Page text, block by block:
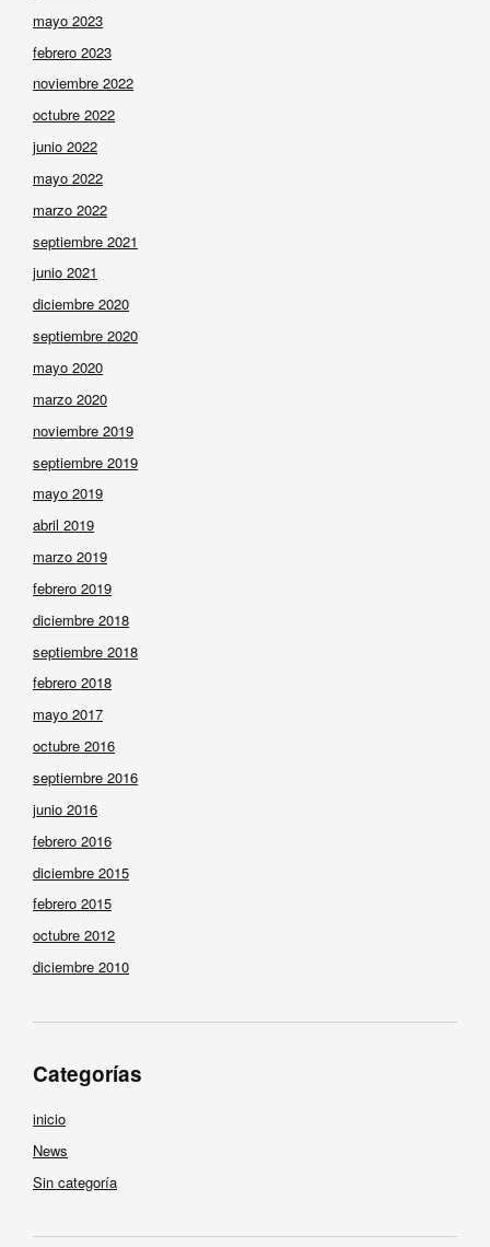
mayo 2023
febrero 2023
noviembre 2022
octubre 2022
junio 2022
mayo 2022
marzo 2022
septiembre 2021
junio 2021
diciembre 2020
septiembre 2020
mayo 2020
marzo 2020
noviembre 2019
septiembre 2019
mayo 2019
abril 2019
marzo 2019
febrero 2019
diciembre 2018
septiembre 2018
febrero 2018
mayo 2017
octubre 2016
septiembre 2016
junio 2016
febrero 2016
diciembre 2015
febrero 2015
octubre 2012
diciembre 2010
Categorías
inicio
News
Sin categoría